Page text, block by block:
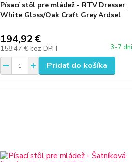
Písací stôl pre mládež - RTV Dresser
White Gloss/Oak Craft Grey Ardsel
194,92 €
158,47 € bez DPH 3-7 dni
Pridať do košíka